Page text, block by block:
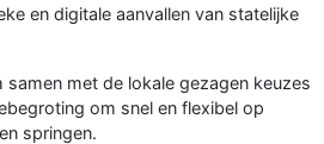
en digitale aanvallen van statelijke
samen met de lokale gezagen keuzes
om snel en flexibel op
springen.